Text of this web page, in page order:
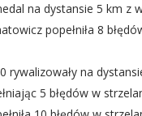
na dystansie 5 km z
popełniła 8
na
5 błędów w